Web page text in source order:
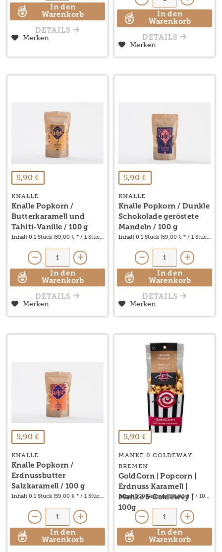
In den
Warenkorb
DETAILS
Merken
In den
Warenkorb
DETAILS
Merken
5,90 €
KNALLE
Knalle Popkorn /
Butterkaramell und
Tahiti-Vanille / 100 g
Inhalt 0.1 Stück (59,00 € * / 1 Stück)
In den
Warenkorb
DETAILS
Merken
5,90 €
KNALLE
Knalle Popkorn / Dunkle
Schokolade geröstete
Mandeln / 100 g
Inhalt 0.1 Stück (59,00 € * / 1 Stück)
In den
Warenkorb
DETAILS
Merken
5,90 €
KNALLE
Knalle Popkorn /
Erdnussbutter
Salzkaramell / 100 g
Inhalt 0.1 Stück (59,00 € * / 1 Stück)
In den
Warenkorb
5,90 €
MANKE & COLDEWAY
BREMEN
GoldCorn | Popcorn |
Erdnuss Karamell |
Manke & Coldewey |
100g
Inhalt100 Gramm(59,00 € * / 1000
In den
Warenkorb